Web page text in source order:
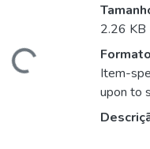
2.26 KB
Item-
upon to